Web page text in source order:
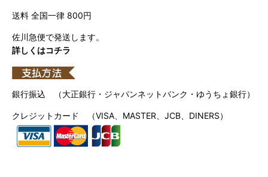
送料 全国一律 800円
佐川急便で発送します。
詳しくはコチラ
銀行振込 （大正銀行・ジャパンネットバンク・ゆうちょ銀行）
クレジットカード （VISA、MASTER、JCB、DINERS）